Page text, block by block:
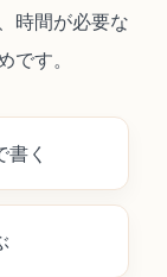
時間が必要な
です。
く